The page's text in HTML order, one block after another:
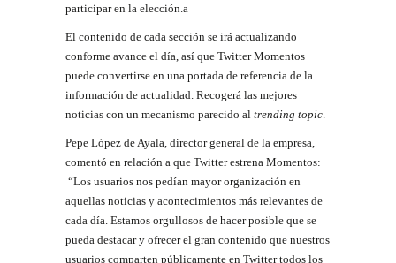
participar en la elección.a
El contenido de cada sección se irá actualizando
conforme avance el día, así que Twitter Momentos
puede convertirse en una portada de referencia de la
información de actualidad. Recogerá las mejores
noticias con un mecanismo parecido al trending topic
Pepe López de Ayala, director general de la empresa,
comentó en relación a que Twitter estrena Momentos:
“Los usuarios nos pedían mayor organización en
aquellas noticias y acontecimientos más relevantes de
cada día. Estamos orgullosos de hacer posible que se
pueda destacar y ofrecer el gran contenido que nuestros
usuarios comparten públicamente en Twitter todos los